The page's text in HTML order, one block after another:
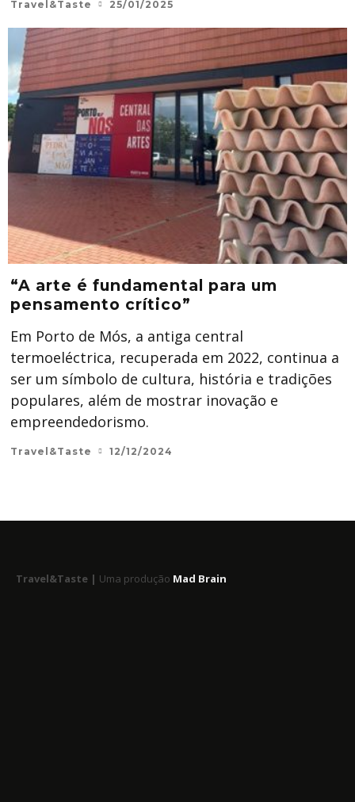
Travel&Taste
25/01/2025
“A arte é fundamental para um
pensamento crítico”
Em Porto de Mós, a antiga central
termoeléctrica, recuperada em 2022, continua a
ser um símbolo de cultura, história e tradições
populares, além de mostrar inovação e
empreendedorismo.
Travel&Taste 12/12/2024
Travel&Taste | Uma produção Mad Brain